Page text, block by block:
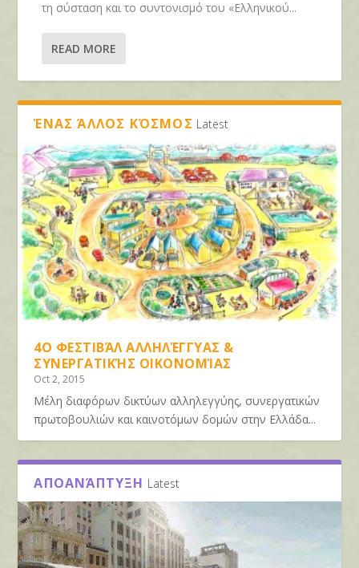
τη σύσταση και το συντονισμό του «Ελληνικού...
READ MORE
ΈΝΑΣ ΆΛΛΟΣ ΚΌΣΜΟΣ Latest
4Ο ΦΕΣΤΙΒΆΛ ΑΛΛΗΛΈΓΓΥΑΣ &
ΣΥΝΕΡΓΑΤΙΚΉΣ ΟΙΚΟΝΟΜΊΑΣ
Oct 2, 2015
Μέλη διαφόρων δικτύων αλληλεγγύης, συνεργατικών
πρωτοβουλιών και καινοτόμων δομών στην Ελλάδα...
ΑΠΟΑΝΆΠΤΥΞΗ Latest